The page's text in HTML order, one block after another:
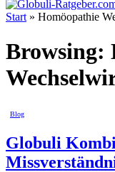
Start » Homöopathie
Browsing:
Blog
Globuli